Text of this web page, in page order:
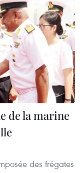
de la marine
des frégates